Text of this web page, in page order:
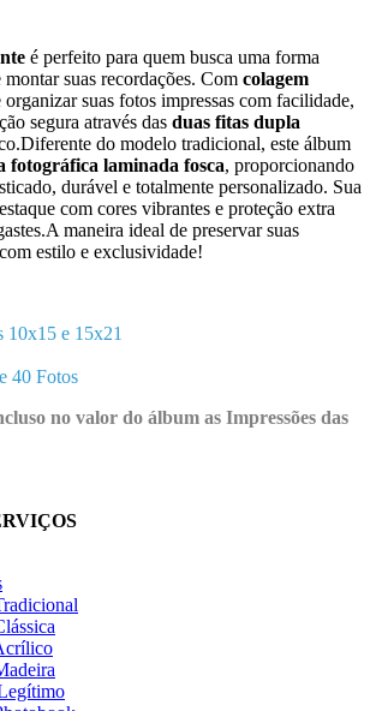
é perfeito para quem busca uma forma
suas recordações. Com colagem
organizar suas fotos impressas com facilidade,
segura através das duas fitas dupla
do modelo tradicional, este álbum
fotográfica laminada fosca, proporcionando
durável e totalmente personalizado. Sua
com cores vibrantes e proteção extra
maneira ideal de preservar suas
estilo e exclusividade!
10x15 e 15x21
40 Fotos
no valor do álbum as Impressões das